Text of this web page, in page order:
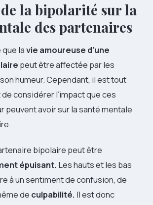
de la bipolarité sur la
des partenaires
lavie amoureuse d’une
peut être affectée par les
humeur. Cependant, il est tout
considérer l’impact que ces
peuvent avoir sur la santé mentale
bipolaire peut être
épuisant. Les hauts et les bas
à un sentiment de confusion, de
de culpabilité. Il est donc